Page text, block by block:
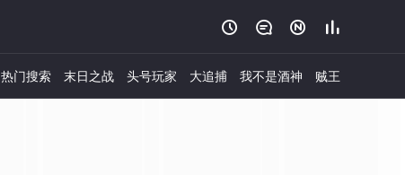
   
热门搜索 末日之战 头号玩家 大追捕 我不是酒神 贼王